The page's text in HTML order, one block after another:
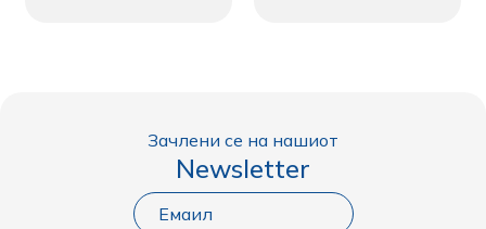
Зачлени се на нашиот
Newsletter